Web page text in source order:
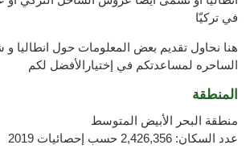
في تركيّا
هنا نحاول تقديم بعض المعلومات حول انطاليا و
الساحره لمساعدتكم في إختيارالأفضل لكم
المنطقة
منطقة البحر الأبيض المتوسط
عدد السكان: 2,426,356 حسب إحصائيات 2019